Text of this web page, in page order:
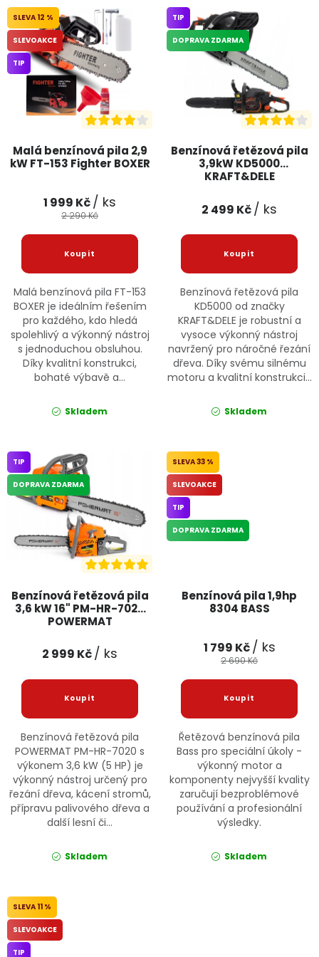
Malá benzínová pila 2,9
kW FT-153 Fighter BOXER
12 %
SLEVOAKCE
TIP
1 999 Kč/ ks
2 290 Kč
Malá benzínová pila FT-153
BOXER je ideálním řešením
pro každého, kdo hledá
spolehlivý a výkonný nástroj
s jednoduchou obsluhou.
Díky kvalitní konstrukci,
bohaté výbavě a...
Skladem
Benzínová řetězová pila
3,9kW KD5000
KRAFT&DELE
TIP
DOPRAVA ZDARMA
2 499 Kč/ ks
Benzínová řetězová pila
KD5000 od značky
KRAFT&DELE je robustní a
vysoce výkonný nástroj
navržený pro náročné řezání
dřeva. Díky svému silnému
motoru a kvalitní konstrukci...
Skladem
Benzínová řetězová pila
3,6 kW 16" PM-HR-7020
POWERMAT
TIP
DOPRAVA ZDARMA
2 999 Kč/ ks
Benzínová řetězová pila
POWERMAT PM-HR-7020 s
výkonem 3,6 kW (5 HP) je
výkonný nástroj určený pro
řezání dřeva, kácení stromů,
přípravu palivového dřeva a
další lesní či...
Skladem
Benzínová pila 1,9hp
8304 BASS
33 %
SLEVOAKCE
TIP
DOPRAVA ZDARMA
1 799 Kč/ ks
2 690 Kč
Řetězová benzínová pila
Bass pro speciální úkoly -
výkonný motor a
komponenty nejvyšší kvality
zaručují bezproblémové
používání a profesionální
výsledky.
Skladem
11 %
SLEVOAKCE
TIP